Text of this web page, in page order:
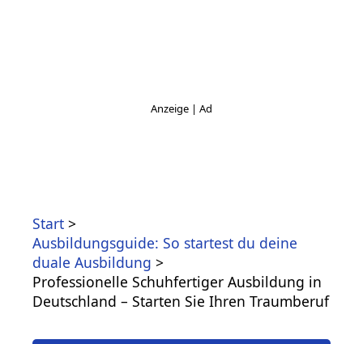
Start
Ausbildungsguide: So startest du deine
duale Ausbildung
Professionelle Schuhfertiger Ausbildung in
Deutschland – Starten Sie Ihren Traumberuf